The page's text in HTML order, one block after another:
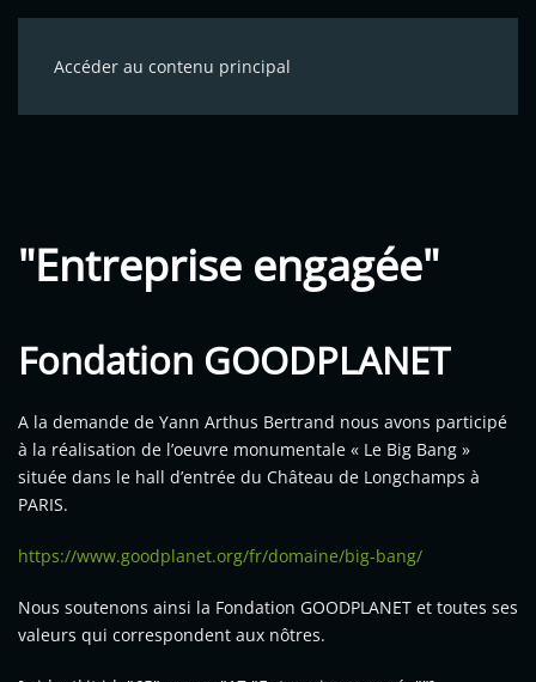
Accéder au contenu principal
"Entreprise engagée"
Fondation GOODPLANET
A la demande de Yann Arthus Bertrand nous avons participé
à la réalisation de l’oeuvre monumentale « Le Big Bang »
située dans le hall d’entrée du Château de Longchamps à
PARIS.
https://www.goodplanet.org/fr/domaine/big-bang/
Nous soutenons ainsi la Fondation GOODPLANET et toutes ses
valeurs qui correspondent aux nôtres.